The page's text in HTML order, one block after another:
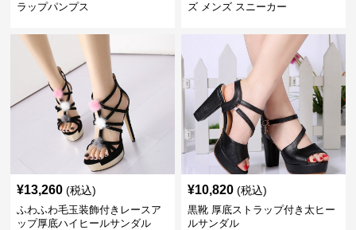
ラップパンプス
ズ メンズ スニーカー
¥13,260 (税込)
ふわふわ毛玉装飾付きレースア
ップ厚底ハイヒールサンダル
¥10,820 (税込)
黒靴 厚底ストラップ付き太ヒー
ルサンダル